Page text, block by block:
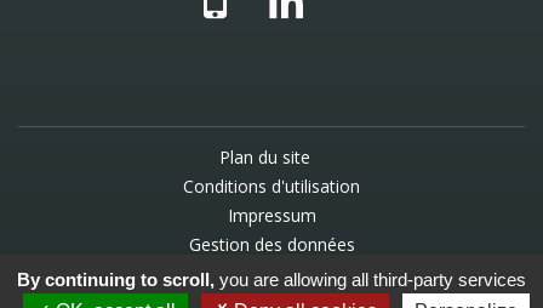
Plan du site
Conditions d'utilisation
Impressum
Gestion des données
© 2025 UCV - Une créationWNG agence digitale
By continuing to scroll, you are allowing all third-party services